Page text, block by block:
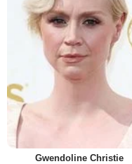
Gwendoline Christie